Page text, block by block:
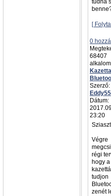
tudna
[
0
68407
Szerző:
Dátum:
23:20
Végre
régi
hogy
tudjon
zenét